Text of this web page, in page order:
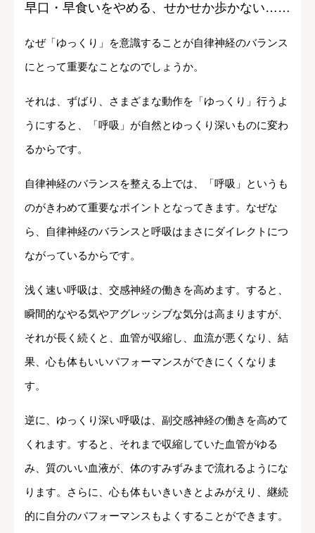
早口・早食いをやめる、せかせか歩かない……
なぜ「ゆっくり」を意識することが自律神経のバランス
にとって重要なことなのでしょうか。
それは、ずばり、さまざまな動作を「ゆっくり」行うよ
うにすると、「呼吸」が自然とゆっくり深いものに変わ
るからです。
自律神経のバランスを整える上では、「呼吸」というも
のがきわめて重要なポイントとなってきます。なぜな
ら、自律神経のバランスと呼吸はまさにダイレクトにつ
ながっているからです。
浅く速い呼吸は、交感神経の働きを高めます。すると、
瞬間的なやる気やアグレッシブな気分は高まりますが、
それが長く続くと、血管が収縮し、血流が悪くなり、結
果、心も体もいいパフォーマンスができにくくなりま
す。
逆に、ゆっくり深い呼吸は、副交感神経の働きを高めて
くれます。すると、それまで収縮していた血管がゆる
み、質のいい血液が、体のすみずみまで流れるようにな
ります。さらに、心も体もいきいきとよみがえり、継続
的に自分のパフォーマンスもよくすることができます。